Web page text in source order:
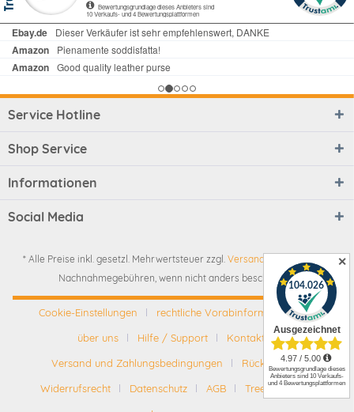
✕
Service Hotline
Shop Service
Informationen
Social Media
* Alle Preise inkl. gesetzl. Mehrwertsteuer zzgl. Versandkosten
Nachnahmegebühren, wenn nicht anders beschrieben
Cookie-Einstellungen
rechtliche Vorabinformationen
über uns
Hilfe / Support
Kontakt
Versand und Zahlungsbedingungen
Rückgabe
Widerrufsrecht
Datenschutz AGB
Tree-Nation